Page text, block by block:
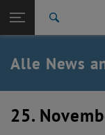
TU Login
Quicklinks
Quicklinks-Menü
Zurück: Subseiten
Zurück zur letzten
TU Wien
Alle News
25.